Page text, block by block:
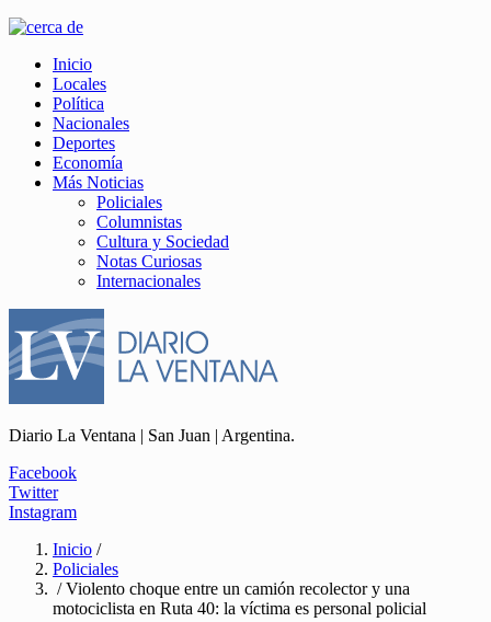
Inicio
Locales
Política
Nacionales
Deportes
Economía
Más Noticias
Policiales
Columnistas
Cultura y Sociedad
Notas Curiosas
Internacionales
Diario La Ventana | San Juan | Argentina.
Facebook
Twitter
Instagram
Inicio /
Policiales
/ Violento choque entre un camión recolector y una
motociclista en Ruta 40: la víctima es personal policial